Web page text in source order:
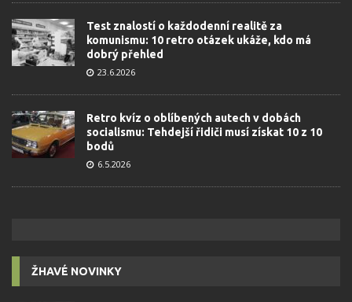
Test znalostí o každodenní realitě za
komunismu: 10 retro otázek ukáže, kdo má
dobrý přehled
23.6.2026
Retro kvíz o oblíbených autech v dobách
socialismu: Tehdejší řidiči musí získat 10 z 10
bodů
6.5.2026
ŽHAVÉ NOVINKY